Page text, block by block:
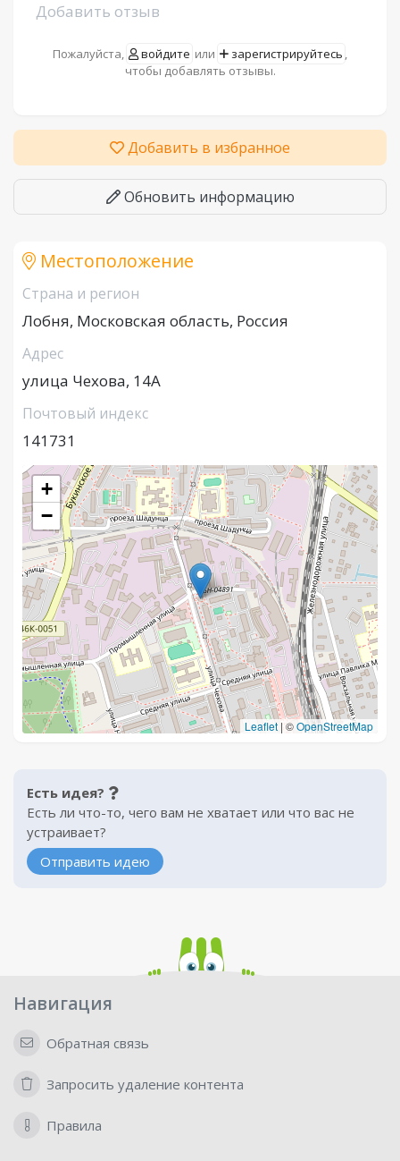
Добавить отзыв
Пожалуйста, войдите или зарегистрируйтесь ,
чтобы добавлять отзывы.
Добавить в избранное
Обновить информацию
Местоположение
Страна и регион
Лобня, Московская область, Россия
Адрес
улица Чехова, 14А
Почтовый индекс
141731
+
−
Leaflet |©OpenStreetMap
Есть идея?
Есть ли что-то, чего вам не хватает или что вас не
устраивает?
Отправить идею
Навигация
Обратная связь
Запросить удаление контента
Правила